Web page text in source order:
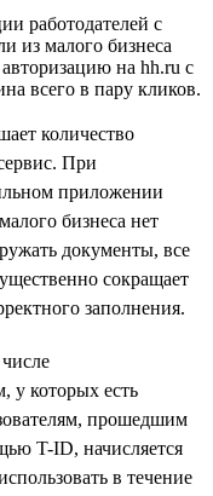
работодателей с
из малого бизнеса
на hh.ru с
всего в пару кликов.
количество
При
приложении
бизнеса нет
документы, все
сокращает
заполнения.
у которых есть
прошедшим
T-ID, начисляется
в течение